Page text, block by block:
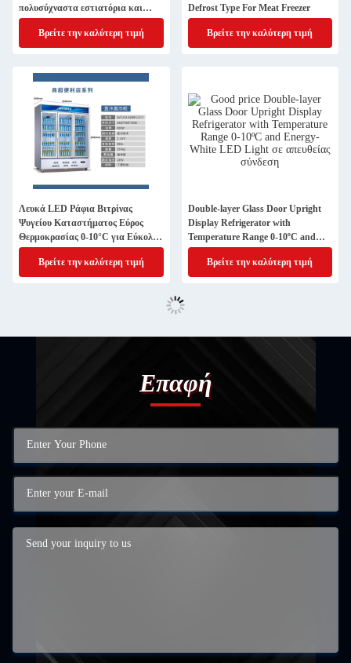
πολυσύχναστα εστιατόρια και
εξοπλισμό κουζίνας
Βρείτε την καλύτερη τιμή
Defrost Type For Meat Freezer
Βρείτε την καλύτερη τιμή
Λευκά LED Ράφια Βιτρίνας
Ψυγείου Καταστήματος Εύρος
Θερμοκρασίας 0-10°C για Εύκολη
Εγκατάσταση
Βρείτε την καλύτερη τιμή
Double-layer Glass Door Upright
Display Refrigerator with
Temperature Range 0-10ºC and
Energy- White LED Light
Βρείτε την καλύτερη τιμή
Επαφή